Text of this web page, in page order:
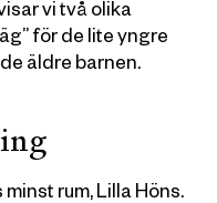
vi två olika
för de lite yngre
äldre barnen.
rum, Lilla Höns.